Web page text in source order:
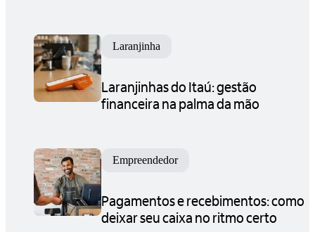
Laranjinha
Laranjinhas do Itaú: gestão
financeira na palma da mão
Empreendedor
Pagamentos e recebimentos: como
deixar seu caixa no ritmo certo